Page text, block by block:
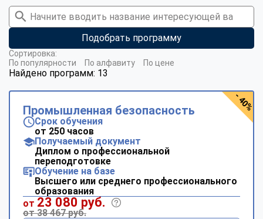
Подобрать программу
Найдено программ: 13
Сортировка:
По популярности
По алфавиту По цене
Промышленная безопасность
Срок обучения
от 250 часов
Получаемый документ
Диплом о профессиональной
переподготовке
Обучение на базе
Высшего или среднего профессионального
образования
от 23 080 руб.
от 38 467 руб.
- 40%